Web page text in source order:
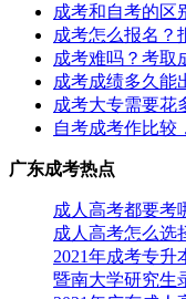
成考和自考的区
成考怎么报名？
成考难吗？考取
成考成绩多久能
成考大专需要花
自考成考作比较
广东成考热点
成人高考都要考
成人高考怎么选
2021年成考专升
暨南大学研究生